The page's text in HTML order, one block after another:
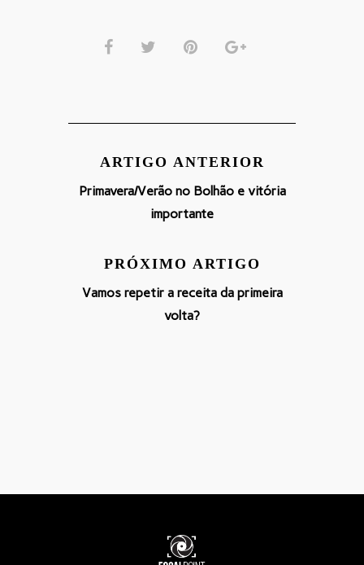
ARTIGO ANTERIOR
Primavera/Verão no Bolhão e vitória
importante
PRÓXIMO ARTIGO
Vamos repetir a receita da primeira
volta?